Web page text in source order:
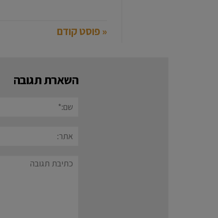
« פוסט קודם
השארת תגובה
תגובה